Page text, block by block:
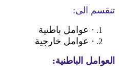
تنقسم الى:
· عوامل باطنية
· عوامل خارجية
العوامل الباطنية: